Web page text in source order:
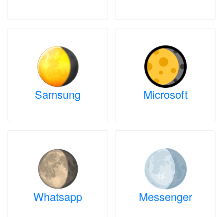
Samsung Microsoft
Whatsapp Messenger